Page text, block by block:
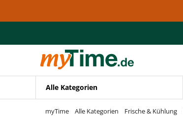
Zur Navigation springen
Alle Kategorien
myTime Alle Kategorien Frische & Kühlung